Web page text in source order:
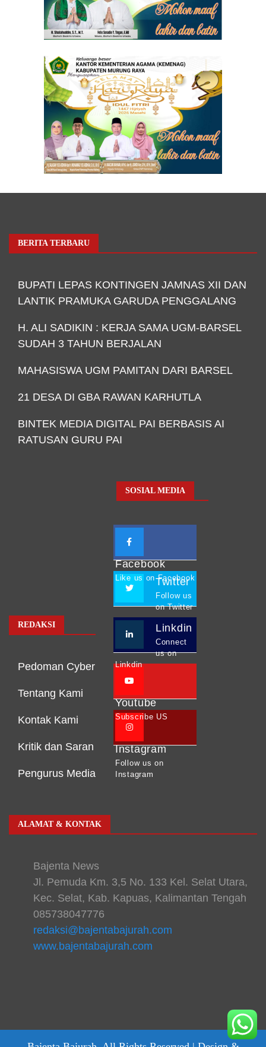
BERITA TERBARU
BUPATI LEPAS KONTINGEN JAMNAS XII DAN
LANTIK PRAMUKA GARUDA PENGGALANG
H. ALI SADIKIN : KERJA SAMA UGM-BARSEL
SUDAH 3 TAHUN BERJALAN
MAHASISWA UGM PAMITAN DARI BARSEL
21 DESA DI GBA RAWAN KARHUTLA
BINTEK MEDIA DIGITAL PAI BERBASIS AI
RATUSAN GURU PAI
REDAKSI
Pedoman Cyber
Tentang Kami
Kontak Kami
Kritik dan Saran
Pengurus Media
SOSIAL MEDIA
Facebook
Like us on Facebook
Twitter
Follow us
on Twitter
Linkdin
Connect
us on
Linkdin
Youtube
Subscribe US
Instagram
Follow us on
Instagram
ALAMAT & KONTAK
Bajenta News
Jl. Pemuda Km. 3,5 No. 133 Kel. Selat Utara,
Kec. Selat, Kab. Kapuas, Kalimantan Tengah
085738047776
redaksi@bajentabajurah.com
www.bajentabajurah.com